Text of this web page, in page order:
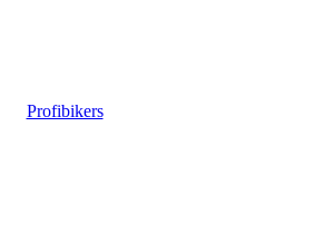
Profibikers